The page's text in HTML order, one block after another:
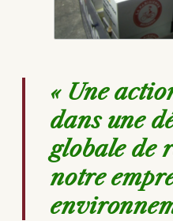
« Une
dans une
globale de
notre